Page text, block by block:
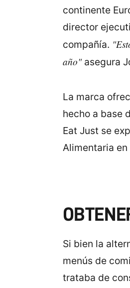
continente
director
compañía.
año"asegura
La marca
hecho a base
Eat Just se
Alimentaria
Si bien la
menús de
trataba de